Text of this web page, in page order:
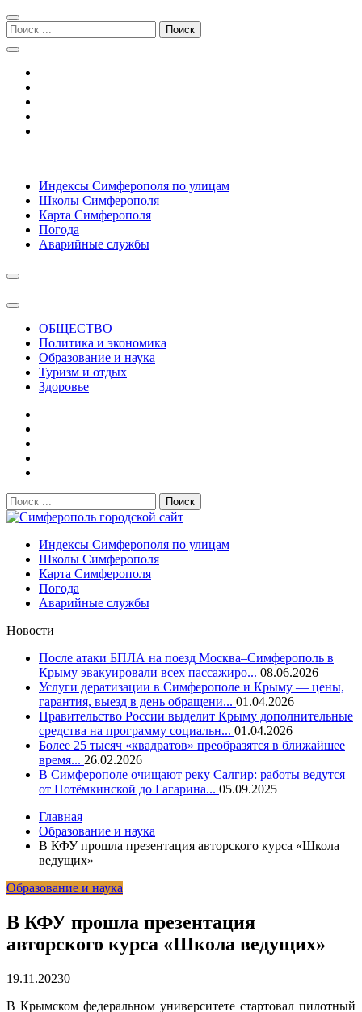
Перейти
к
навигации
Перейти
к
содержимому
Поиск:
Симферополь городской сайт
Индексы Симферополя по улицам
Школы Симферополя
Карта Симферополя
Погода
Аварийные службы
ОБЩЕСТВО
Политика и экономика
Образование и наука
Туризм и отдых
Здоровье
Поиск:
Симферополь городской сайт
Индексы Симферополя по улицам
Школы Симферополя
Карта Симферополя
Погода
Аварийные службы
Новости
После атаки БПЛА на поезд Москва–Симферополь в
Крыму эвакуировали всех пассажиро... 08.06.2026
Услуги дератизации в Симферополе и Крыму — цены,
гарантия, выезд в день обращени... 01.04.2026
Правительство России выделит Крыму дополнительные
средства на программу социальн... 01.04.2026
Более 25 тысяч «квадратов» преобразятся в ближайшее
время... 26.02.2026
В Симферополе очищают реку Салгир: работы ведутся
от Потёмкинской до Гагарина... 05.09.2025
Главная
Образование и наука
В КФУ прошла презентация авторского курса «Школа
ведущих»
Образование и наука
В КФУ прошла презентация
авторского курса «Школа ведущих»
19.11.20230
В Крымском федеральном университете стартовал пилотный